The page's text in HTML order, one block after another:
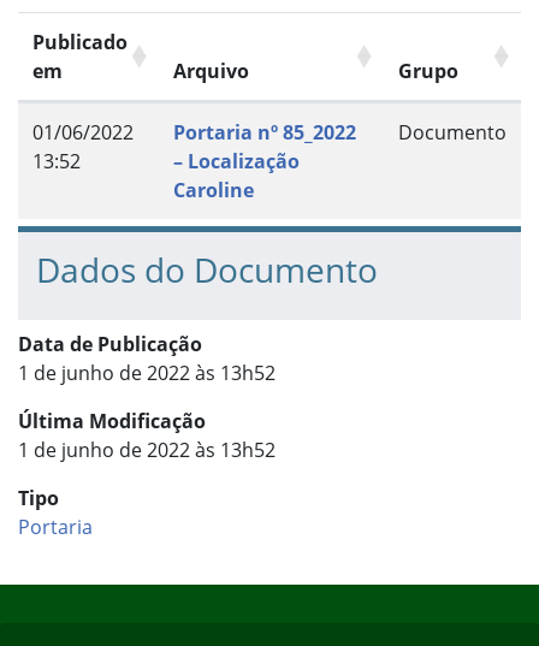
Publicado
em
Arquivo Grupo
01/06/2022
13:52
Portaria nº 85_2022
– Localização
Caroline
Documento
Dados do Documento
Data de Publicação
1 de junho de 2022 às 13h52
Última Modificação
1 de junho de 2022 às 13h52
Tipo
Portaria